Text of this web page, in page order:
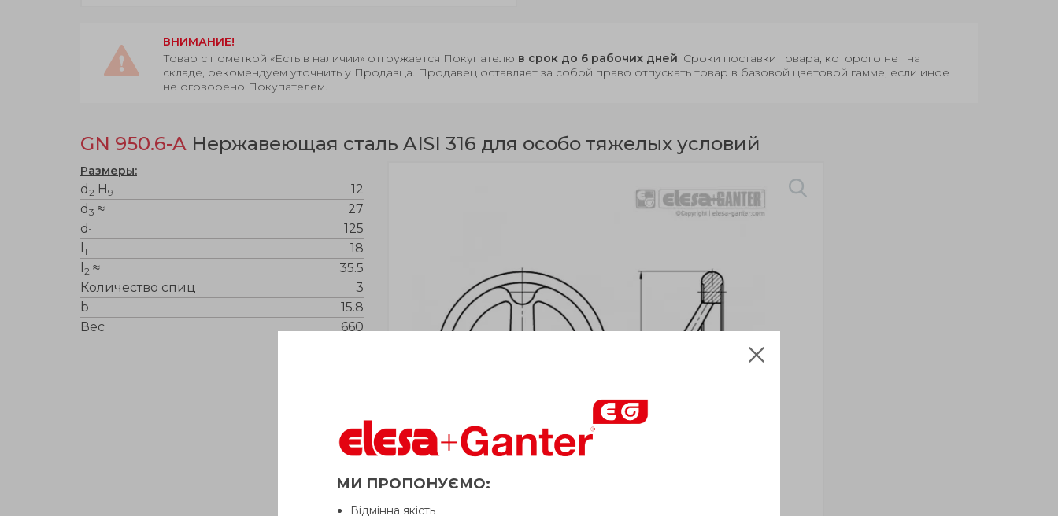
ВНИМАНИЕ!
Товар с пометкой «Есть в наличии» отгружается Покупателю в срок до 6 рабочих дней. Сроки поставки товара, которого нет на
складе, рекомендуем уточнить у Продавца. Продавец оставляет за собой право отпускать товар в базовой цветовой гамме, если иное
не оговорено Покупателем.
GN 950.6-A Нержавеющая сталь AISI 316 для особо тяжелых условий
Размеры:
d 2 H9
12
d 3 ≈
27
d 1
125
1
18
2 ≈
35.5
Количество спиц
3
b
15.8
Вес
660
МИ ПРОПОНУЄМО:
Відмінна якість